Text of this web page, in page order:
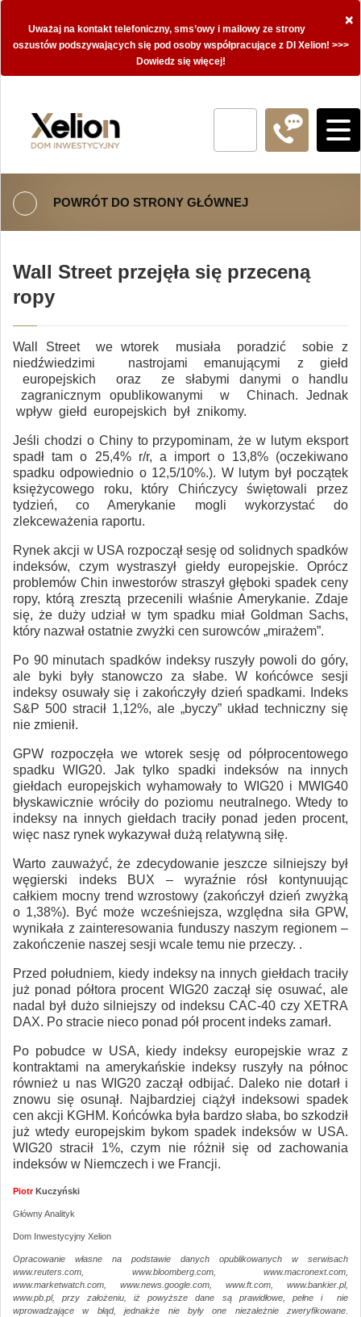
×
Uważaj na kontakt telefoniczny, sms’owy i mailowy ze strony
oszustów podszywających się pod osoby współpracujące z DI Xelion! >>>
Dowiedz się więcej!
POWRÓT DO STRONY GŁÓWNEJ
Wall Street przejęła się przeceną
ropy
Wall Street we wtorek musiała poradzić sobie z
niedźwiedzimi nastrojami emanującymi z giełd
europejskich oraz ze słabymi danymi o handlu
zagranicznym opublikowanymi w Chinach. Jednak
wpływ giełd europejskich był znikomy.
Jeśli chodzi o Chiny to przypominam, że w lutym eksport
spadł tam o 25,4% r/r, a import o 13,8% (oczekiwano
spadku odpowiednio o 12,5/10%.). W lutym był początek
księżycowego roku, który Chińczycy świętowali przez
tydzień, co Amerykanie mogli wykorzystać do
zlekceważenia raportu.
Rynek akcji w USA rozpoczął sesję od solidnych spadków
indeksów, czym wystraszył giełdy europejskie. Oprócz
problemów Chin inwestorów straszył głęboki spadek ceny
ropy, którą zresztą przecenili właśnie Amerykanie. Zdaje
się, że duży udział w tym spadku miał Goldman Sachs,
który nazwał ostatnie zwyżki cen surowców „mirażem”.
Po 90 minutach spadków indeksy ruszyły powoli do góry,
ale byki były stanowczo za słabe. W końcówce sesji
indeksy osuwały się i zakończyły dzień spadkami. Indeks
S&P 500 stracił 1,12%, ale „byczy” układ techniczny się
nie zmienił.
GPW rozpoczęła we wtorek sesję od półprocentowego
spadku WIG20. Jak tylko spadki indeksów na innych
giełdach europejskich wyhamowały to WIG20 i MWIG40
błyskawicznie wróciły do poziomu neutralnego. Wtedy to
indeksy na innych giełdach traciły ponad jeden procent,
więc nasz rynek wykazywał dużą relatywną siłę.
Warto zauważyć, że zdecydowanie jeszcze silniejszy był
węgierski indeks BUX – wyraźnie rósł kontynuując
całkiem mocny trend wzrostowy (zakończył dzień zwyżką
o 1,38%). Być może wcześniejsza, względna siła GPW,
wynikała z zainteresowania funduszy naszym regionem –
zakończenie naszej sesji wcale temu nie przeczy. .
Przed południem, kiedy indeksy na innych giełdach traciły
już ponad półtora procent WIG20 zaczął się osuwać, ale
nadal był dużo silniejszy od indeksu CAC-40 czy XETRA
DAX. Po stracie nieco ponad pół procent indeks zamarł.
Po pobudce w USA, kiedy indeksy europejskie wraz z
kontraktami na amerykańskie indeksy ruszyły na północ
również u nas WIG20 zaczął odbijać. Daleko nie dotarł i
znowu się osunął. Najbardziej ciążył indeksowi spadek
cen akcji KGHM. Końcówka była bardzo słaba, bo szkodził
już wtedy europejskim bykom spadek indeksów w USA.
WIG20 stracił 1%, czym nie różnił się od zachowania
indeksów w Niemczech i we Francji.
PiotrKuczyński
Główny Analityk
Dom Inwestycyjny Xelion
Opracowanie własne na podstawie danych opublikowanych w serwisach
www.reuters.com, www.bloomberg.com, www.macronext.com,
www.marketwatch.com, www.news.google.com, www.ft.com, www.bankier.pl,
www.pb.pl, przy założeniu, iż powyższe dane są prawidłowe, pełne i nie
wprowadzające w błąd, jednakże nie były one niezależnie zweryfikowane.